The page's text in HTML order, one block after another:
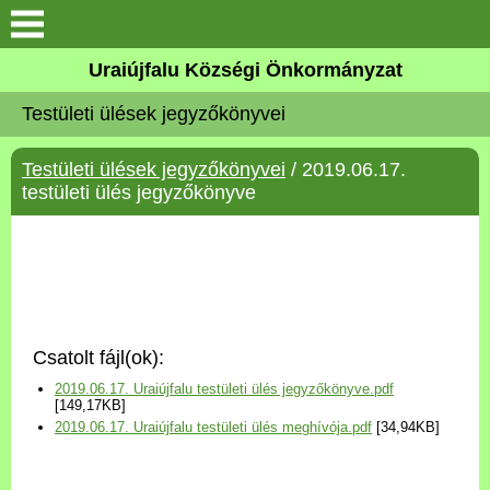
Köszöntő
Elérhetőségek
Uraiújfalu
Választási információk
Versenyképes Járások
Uraiújfalu Községi Önkormányzat
Testületi ülések jegyzőkönyvei
Testületi ülések jegyzőkönyvei / 2019.06.17.
testületi ülés jegyzőkönyve
Csatolt fájl(ok):
2019.06.17. Uraiújfalu testületi ülés jegyzőkönyve.pdf
[149,17KB]
2019.06.17. Uraiújfalu testületi ülés meghívója.pdf [34,94KB]